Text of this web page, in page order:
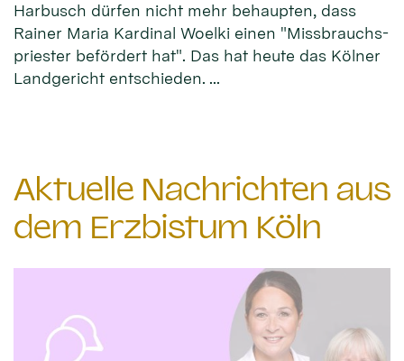
Harbusch dürfen nicht mehr behaupten, dass
Rainer Maria Kardinal Woelki einen "Miss­brauchs­
priester befördert hat". Das hat heute das Kölner
Land­gericht entschieden. ...
Aktuelle Nachrichten aus
dem Erzbistum Köln